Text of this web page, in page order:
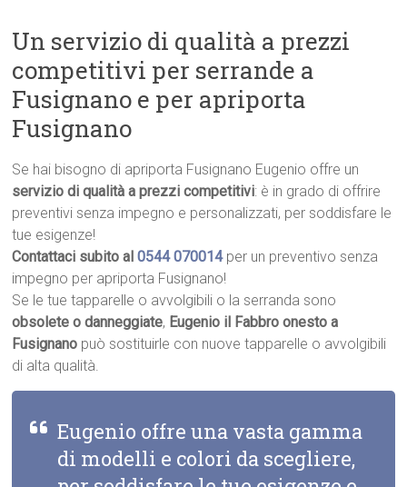
Un servizio di qualità a prezzi
competitivi per serrande a
Fusignano e per apriporta
Fusignano
Se hai bisogno di apriporta Fusignano Eugenio offre un
servizio di qualità a prezzi competitivi: è in grado di offrire
preventivi senza impegno e personalizzati, per soddisfare le
tue esigenze!
Contattaci subito al0544 070014 per un preventivo senza
impegno per apriporta Fusignano!
Se le tue tapparelle o avvolgibili o la serranda sono
obsolete o danneggiate, Eugenio il Fabbro onesto a
Fusignano può sostituirle con nuove tapparelle o avvolgibili
di alta qualità.
Eugenio offre una vasta gamma
di modelli e colori da scegliere,